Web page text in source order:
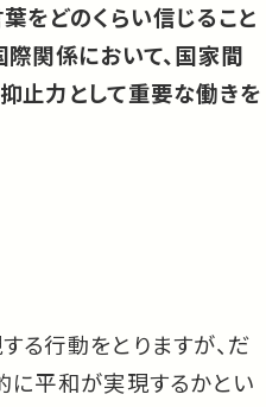
をどのくらい信じること
際関係において、国家間
止力として重要な働きを
る行動をとりますが、だ
に平和が実現するかとい